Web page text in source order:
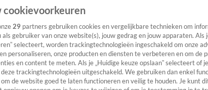
cookievoorkeuren
29 partners gebruiken cookies en vergelijkbare technieken om
als gebruiker van onze website(s), jouw gedrag en jouw apparaten. Als
selecteert, worden trackingtechnologieën ingeschakeld om onze
personaliseren, onze producten en diensten te verbeteren en om de
en content te meten. Als je „Huidige keuze opslaan” selecteert of
trackingtechnologieën uitgeschakeld. We gebruiken dan enkel
de website goed te laten functioneren en veilig te houden. Je kunt